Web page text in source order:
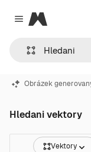
Close menu
Magnific
Obrázek
Hledani vektory
Vektory